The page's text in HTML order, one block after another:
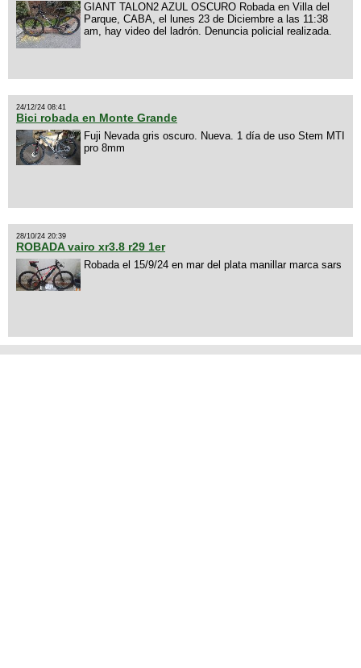
GIANT TALON2 AZUL OSCURO Robada en Villa del
Parque, CABA, el lunes 23 de Diciembre a las 11:38
am, hay video del ladrón. Denuncia policial realizada.
24/12/24 08:41
Bici robada en Monte Grande
Fuji Nevada gris oscuro. Nueva. 1 día de uso Stem MTI
pro 8mm
28/10/24 20:39
ROBADA vairo xr3.8 r29 1er
Robada el 15/9/24 en mar del plata manillar marca sars